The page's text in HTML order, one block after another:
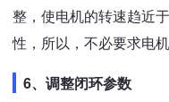
整，使电机的转速趋近
性，所以，不必要求电
6、调整闭环参数